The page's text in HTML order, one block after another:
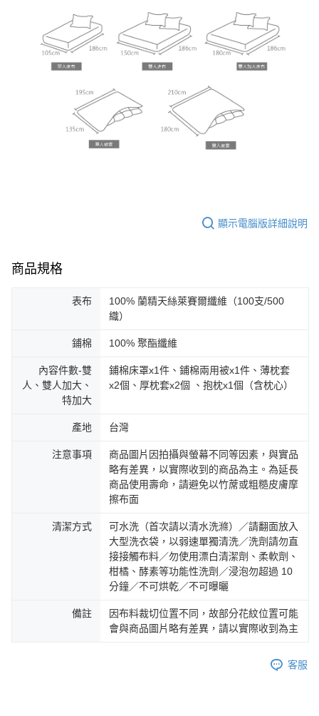
顯示電腦版詳細說明
商品規格
表布
100% 蘭精天絲萊賽爾纖維（100支/500
織）
鋪棉 100% 聚酯纖維
內容件數-雙
人、雙人加大、
特加大
鋪棉床罩x1件、鋪棉兩用被x1件、薄枕套
x2個、厚枕套x2個 、抱枕x1個（含枕心）
產地 台灣
注意事項
商品圖片因拍攝與螢幕不同等因素，與實品
略有差異，以實際收到的商品為主。為延長
商品使用壽命，請避免以竹蓆或粗糙皮膚摩
擦布面
清潔方式
可水洗（首次請以清水洗滌）／請翻面放入
大型洗衣袋，以弱速單獨清洗／洗劑請勿直
接接觸布料／勿使用漂白清潔劑、柔軟劑、
柑橘、酵素等功能性洗劑／浸泡勿超過 10
分鐘／不可烘乾／不可曝曬
備註
因布料裁切位置不同，故部分花紋位置可能
會與商品圖片略有差異，請以實際收到為主
客服